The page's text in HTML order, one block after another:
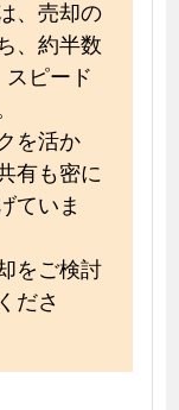
、売却の
、約半数
ピード
を活か
有も密に
ていま
をご検討
ださ